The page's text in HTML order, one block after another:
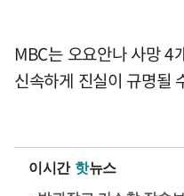
MBC는 오요안나 사망 4
신속하게 진실이 규명될
이시간 핫뉴스